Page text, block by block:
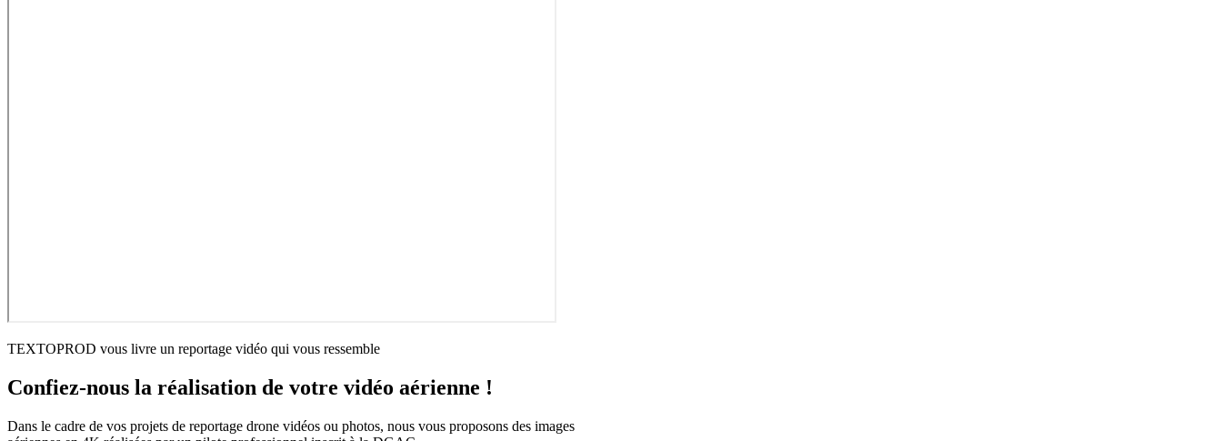
TEXTOPROD vous livre un reportage vidéo qui vous ressemble
Confiez-nous la réalisation de votre vidéo aérienne !
Dans le cadre de vos projets de reportage drone vidéos ou photos, nous vous proposons des images